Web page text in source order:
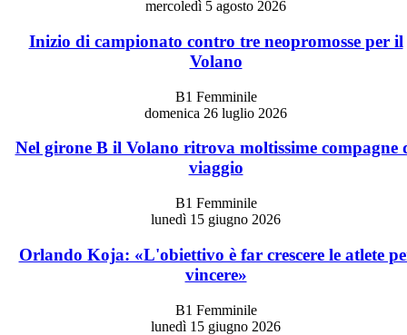
mercoledì 5 agosto 2026
Inizio di campionato contro tre neopromosse per il
Volano
B1 Femminile
domenica 26 luglio 2026
Nel girone B il Volano ritrova moltissime compagne
viaggio
B1 Femminile
lunedì 15 giugno 2026
Orlando Koja: «L'obiettivo è far crescere le atlete
vincere»
B1 Femminile
lunedì 15 giugno 2026